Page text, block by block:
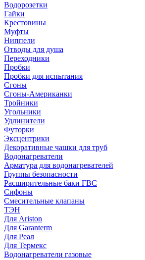
Водорозетки
Гайки
Крестовины
Муфты
Ниппели
Отводы для душа
Переходники
Пробки
Пробки для испытания
Сгоны
Сгоны-Американки
Тройники
Угольники
Удлинители
Футорки
Эксцентрики
Декоративные чашки для труб
Водонагреватели
Арматура для водонагревателей
Группы безопасности
Расширительные баки ГВС
Сифоны
Смесительные клапаны
ТЭН
Для Ariston
Для Garanterm
Для Реал
Для Термекс
Водонагреватели газовые